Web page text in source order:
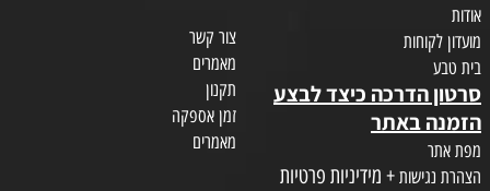
אודות
מועדון לקוחות
בית טבע
סרטון הדרכה כיצד לבצע
הזמנה באתר
מפת אתר
הצהרת נגישות + מידיניות פרטיות
צור קשר
מאמרים
תקנון
זמן אספקה
מאמרים